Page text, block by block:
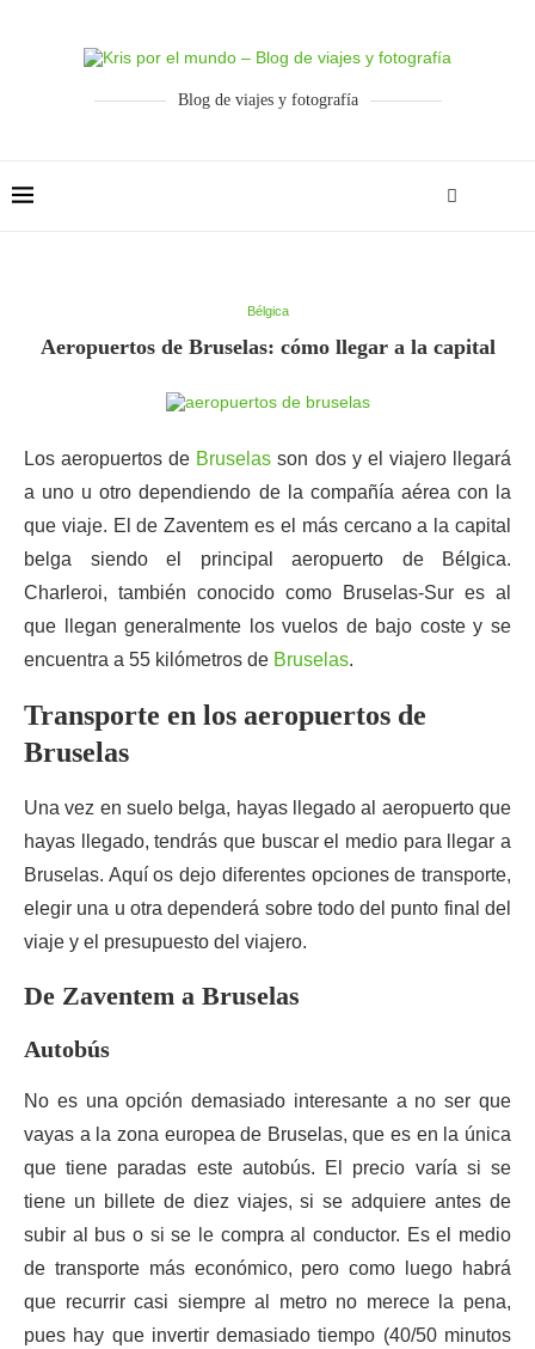
Blog de viajes y fotografía
Bélgica
Aeropuertos de Bruselas: cómo llegar a la capital
Los aeropuertos de Bruselas son dos y el viajero llegará
a uno u otro dependiendo de la compañía aérea con la
que viaje. El de Zaventem es el más cercano a la capital
belga siendo el principal aeropuerto de Bélgica.
Charleroi, también conocido como Bruselas-Sur es al
que llegan generalmente los vuelos de bajo coste y se
encuentra a 55 kilómetros de Bruselas.
Transporte en los aeropuertos de
Bruselas
Una vez en suelo belga, hayas llegado al aeropuerto que
hayas llegado, tendrás que buscar el medio para llegar a
Bruselas. Aquí os dejo diferentes opciones de transporte,
elegir una u otra dependerá sobre todo del punto final del
viaje y el presupuesto del viajero.
De Zaventem a Bruselas
Autobús
No es una opción demasiado interesante a no ser que
vayas a la zona europea de Bruselas, que es en la única
que tiene paradas este autobús. El precio varía si se
tiene un billete de diez viajes, si se adquiere antes de
subir al bus o si se le compra al conductor. Es el medio
de transporte más económico, pero como luego habrá
que recurrir casi siempre al metro no merece la pena,
pues hay que invertir demasiado tiempo (40/50 minutos